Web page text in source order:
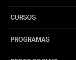
CURSOS
PROGRAMAS